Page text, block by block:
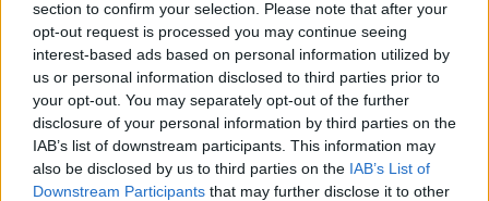
section to confirm your selection. Please note that after your
opt-out request is processed you may continue seeing
interest-based ads based on personal information utilized by
us or personal information disclosed to third parties prior to
your opt-out. You may separately opt-out of the further
disclosure of your personal information by third parties on the
IAB’s list of downstream participants. This information may
also be disclosed by us to third parties on the IAB’s List of
Downstream Participants that may further disclose it to other
valorizzano le sinergie intersettoriali.
Il contributo allo sviluppo delle molecole verdi capitalizza invece
la circolarità degli investimenti intersettoriali di cui queste imprese
sono capaci: basti pensare alla produzione di biogas e
biometano dai rifiuti organici o dai fanghi di depurazione.
Risulterà essenziale sfruttare gli asset esistenti e massimizzare
le sinergie tra i diversi settori in ottica circolare per la produzione